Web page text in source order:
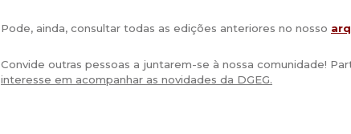
Pode, ainda, consultar todas as edições anteriores no nosso
Convide outras pessoas a juntarem-se à nossa comunidade!
interesse em acompanhar as novidades da DGEG.